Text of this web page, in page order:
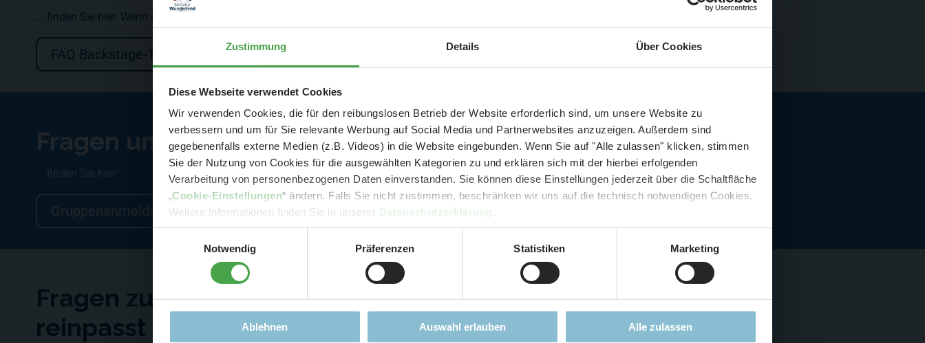
Zustimmung Details Über Cookies
Diese Webseite verwendet Cookies
Wir verwenden Cookies, die für den reibungslosen Betrieb der Website erforderlich sind, um unsere Website zu
verbessern und um für Sie relevante Werbung auf Social Media und Partnerwebsites anzuzeigen. Außerdem sind
gegebenenfalls externe Medien (z.B. Videos) in die Website eingebunden. Wenn Sie auf "Alle zulassen" klicken, stimmen
Sie der Nutzung von Cookies für die ausgewählten Kategorien zu und erklären sich mit der hierbei erfolgenden
Verarbeitung von personenbezogenen Daten einverstanden. Sie können diese Einstellungen jederzeit über die Schaltfläche
„Cookie-Einstellungen“ ändern. Falls Sie nicht zustimmen, beschränken wir uns auf die technisch notwendigen Cookies.
Weitere Informationen finden Sie in unserer Datenschutzerklärung
Notwendig
Präferenzen Statistiken Marketing
Ablehnen Auswahl erlauben Alle zulassen
... finden Sie hier. Wenn es Probleme bei einer Buchung z.B. mit der Bezahlung gibt, wenden Sie sich aber bitte an den
FAQ Backstage-Touren
Fragen und Anmeldung zu Gruppenbesuchen...
... finden Sie hier:
Gruppenanmeldung
Fragen zum Besuch allgemein und alles was oben nicht
reinpasst
Schließen
Aktuelle Mitteilung
Der Spar-Hammer: 25 % Ersparnis bei Große Pötte & kleine Züge im August
und September - ohne Wartezeit
- Abendliche Hafenrundfahrt/Lichterfahrt 🛥️
- anschließender Wunderland-BesuchOHNEWartezeit 🚂
- Audiopräsentation: "Die Geschichte des Wunderlandes"
- Currywurst und Pommes mit Getränk zum Sonderpreis von 9,00 € 🍟
-Sonderpreis nur 34,90 € (statt ca. 47,- € einzeln -